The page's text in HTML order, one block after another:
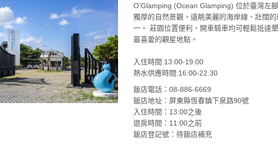
O’Glamping (Ocean Glamping) 位於臺灣左
獨厚的自然景觀，遠眺美麗的海岸線、壯闊
一。 莊園位置便利，開車騎車均可輕鬆抵達
最喜愛的觀星地點。
入住時間:13:00-19:00
熱水供應時間:16:00-22:30
飯店電話：08-886-6669
飯店地址：屏東縣恆春鎮下泉路90號
入住時間：13:00之後
退房時間：11:00之前
飯店登記號：待飯店補充